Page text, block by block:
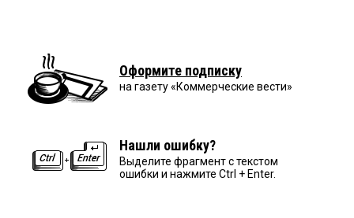
Оформите подписку
на газету «Коммерческие вести»
Нашли ошибку?
Выделите фрагмент с текстом
ошибки и нажмите Ctrl + Enter.